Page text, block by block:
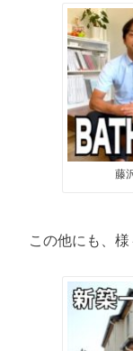
藤
この他にも、様